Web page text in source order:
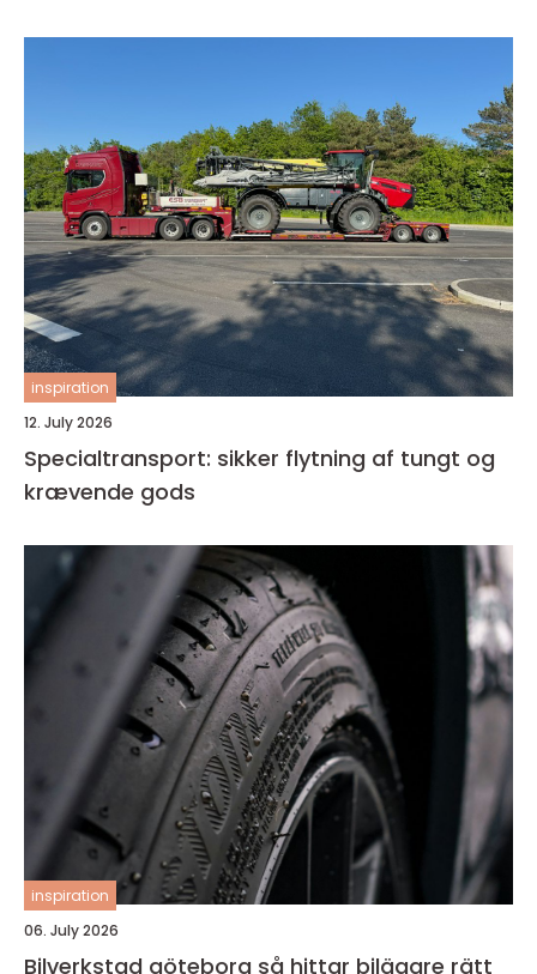
inspiration
12. July 2026
Specialtransport: sikker flytning af tungt og
krævende gods
inspiration
06. July 2026
Bilverkstad göteborg så hittar bilägare rätt